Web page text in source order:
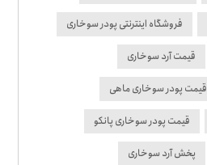
فروشگاه اینترنتی پودر سوخاری
قیمت آرد سوخاری
قیمت پودر سوخاری ماهی
قیمت پودر سوخاری پانکو
پخش آرد سوخاری